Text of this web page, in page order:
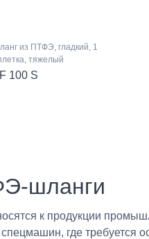
из ПТФЭ, гладкий, 1
тяжелый
100 S
шланги
к продукции
где требуется